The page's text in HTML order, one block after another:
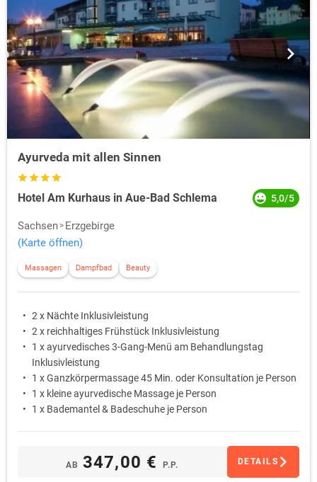
Ayurveda mit allen Sinnen
Hotel Am Kurhaus in Aue-Bad Schlema 5,0/5
Sachsen
Erzgebirge
(Karte öffnen)
Massagen Dampfbad Beauty
2 x Nächte Inklusivleistung
2 x reichhaltiges Frühstück Inklusivleistung
1 x ayurvedisches 3-Gang-Menü am Behandlungstag
Inklusivleistung
1 x Ganzkörpermassage 45 Min. oder Konsultation je Person
1 x kleine ayurvedische Massage je Person
1 x Bademantel & Badeschuhe je Person
AB 347,00 € P.P. DETAILS